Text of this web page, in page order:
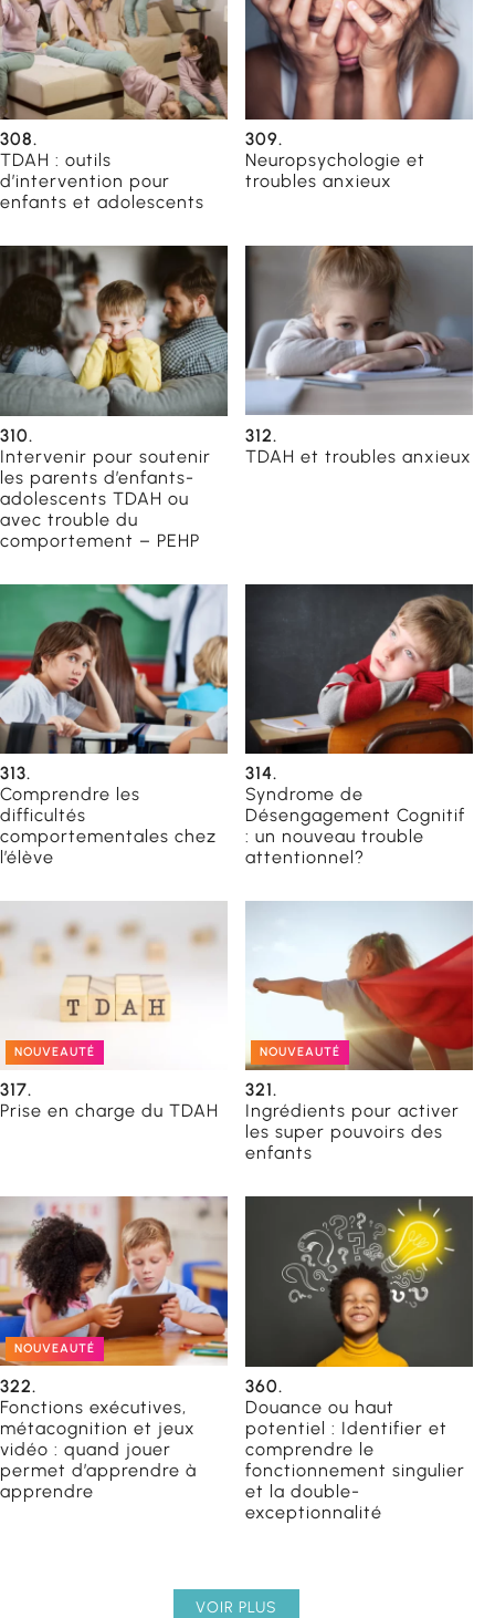
308.
TDAH : outils
d’intervention pour
enfants et adolescents
309.
Neuropsychologie et
troubles anxieux
310.
Intervenir pour soutenir
les parents d’enfants-
adolescents TDAH ou
avec trouble du
comportement – PEHP
312.
TDAH et troubles anxieux
313.
Comprendre les
difficultés
comportementales chez
l’élève
314.
Syndrome de
Désengagement Cognitif
: un nouveau trouble
attentionnel?
NOUVEAUTÉ
317.
Prise en charge du TDAH
NOUVEAUTÉ
321.
Ingrédients pour activer
les super pouvoirs des
enfants
NOUVEAUTÉ
322.
Fonctions exécutives,
métacognition et jeux
vidéo : quand jouer
permet d’apprendre à
apprendre
360.
Douance ou haut
potentiel : Identifier et
comprendre le
fonctionnement singulier
et la double-
exceptionnalité
VOIR PLUS